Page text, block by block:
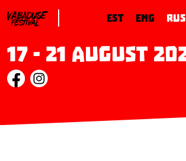
17 - 21 August
EST ENG RUS